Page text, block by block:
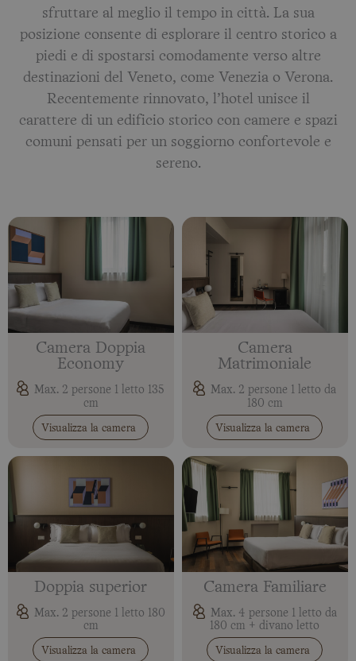
sfruttare al meglio il tempo in città. La sua
posizione consente di esplorare il centro storico a
piedi e di spostarsi comodamente verso altre
destinazioni del Veneto, come Venezia o Verona.
Recentemente rinnovato, l’hotel unisce il
carattere di un edificio storico con camere e spazi
comuni pensati per un soggiorno confortevole e
sereno.
Camera Doppia
Economy
Max. 2 persone 1 letto 135
cm
Visualizza la camera
Camera
Matrimoniale
Max. 2 persone 1 letto da
180 cm
Visualizza la camera
Doppia superior
Max. 2 persone 1 letto 180
cm
Visualizza la camera
Camera Familiare
Max. 4 persone 1 letto da
180 cm + divano letto
Visualizza la camera